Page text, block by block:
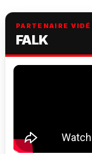
PARTENAIRE
FALK